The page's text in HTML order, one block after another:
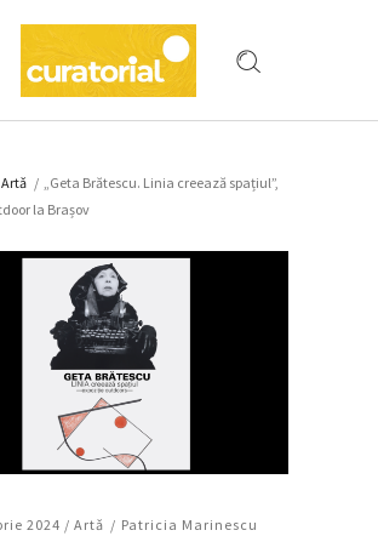
Artǎ / „Geta Brătescu. Linia creează spațiul”,
la Brașov
2024 / Artǎ Patricia Marinescu